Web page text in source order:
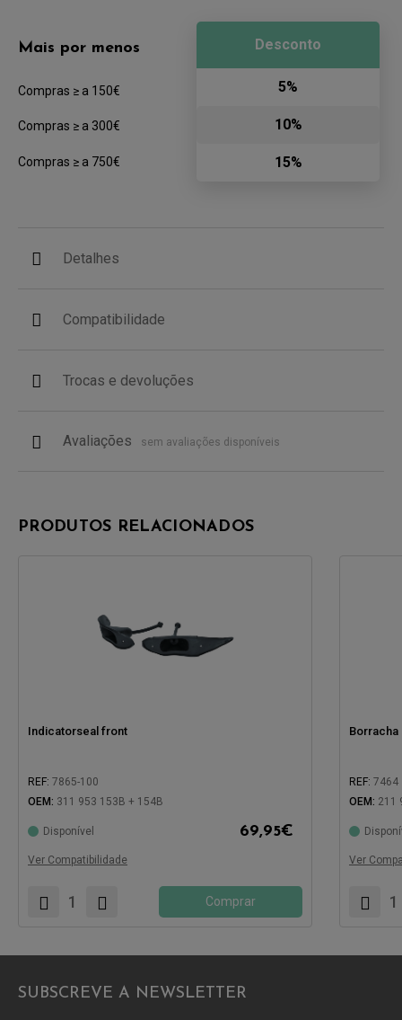
Mais por menos
Compras ≥ a 150€
Compras ≥ a 300€
Compras ≥ a 750€
Desconto
5%
10%
15%
Detalhes
Compatibilidade
Trocas e devoluções
Avaliações sem avaliações disponíveis
PRODUTOS RELACIONADOS
Indicatorseal front
REF: 7865-100
OEM: 311 953 153B + 154B
Disponível 69,95€
Ver Compatibilidade
Comprar
REF: 7464
OEM: 211
Ver
SUBSCREVE A NEWSLETTER